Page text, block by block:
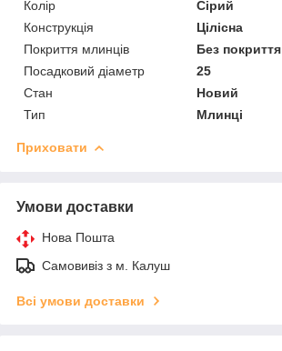
Колір
Сірий
Конструкція
Цілісна
Покриття млинців
Без покриття
Посадковий діаметр
25
Стан
Новий
Тип
Млинці
Приховати
Умови доставки
Нова Пошта
Самовивіз з м. Калуш
Всі умови доставки